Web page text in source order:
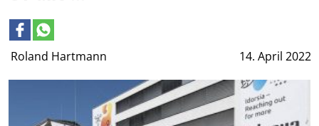
Roland Hartmann 14. April 2022